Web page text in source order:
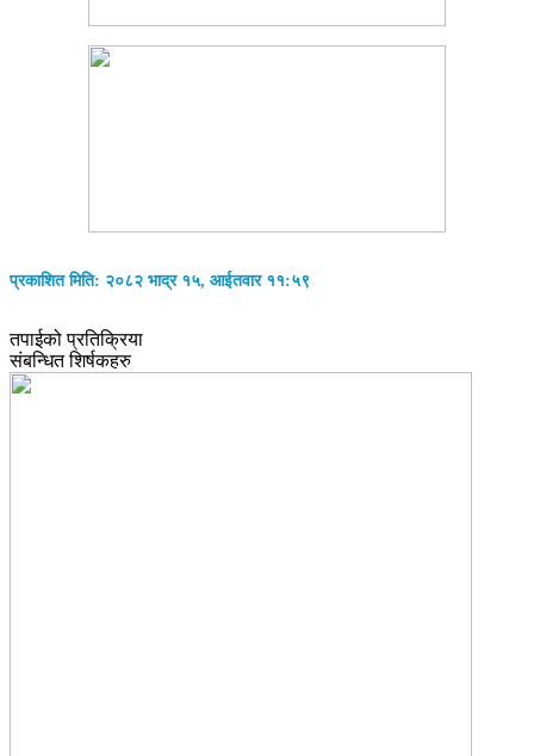
प्रकाशित मिति: २०८२ भाद्र १५, आईतवार ११:५९
तपाईको प्रतिक्रिया
संबन्धित शिर्षकहरु